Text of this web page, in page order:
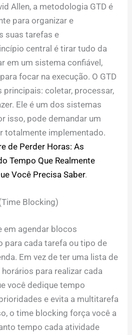
Allen, a metodologia GTD é
para organizar e
suas tarefas e
central é tirar tudo da
em um sistema confiável,
focar na execução. O GTD
principais: coletar, processar,
Ele é um dos sistemas
isso, pode demandar um
totalmente implementado.
de Perder Horas: As
Tempo Que Realmente
Você Precisa Saber.
Blocking)
em agendar blocos
para cada tarefa ou tipo de
Em vez de ter uma lista de
para realizar cada
você dedique tempo
e evita a multitarefa
o time blocking força você a
tempo cada atividade